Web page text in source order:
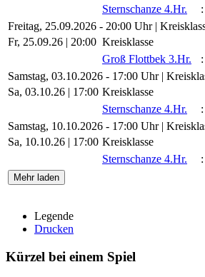
Sternschanze 4.Hr.
:
Freitag, 25.09.2026 - 20:00 Uhr |
Fr, 25.09.26 | 20:00 Kreisklasse
Groß Flottbek 3.Hr.
:
Samstag, 03.10.2026 - 17:00 Uhr |
Sa, 03.10.26 | 17:00 Kreisklasse
Sternschanze 4.Hr.
:
Samstag, 10.10.2026 - 17:00 Uhr |
Sa, 10.10.26 | 17:00 Kreisklasse
Sternschanze 4.Hr.
:
Mehr laden
Legende
Drucken
Kürzel bei einem Spiel